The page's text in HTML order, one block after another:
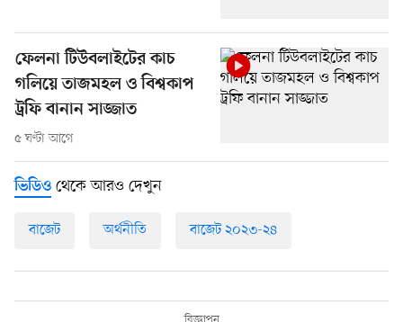
ফেলনা টিউবলাইটের কাচ
গলিয়ে তাজমহল ও বিশ্বকাপ
ট্রফি বানান সাজ্জাত
৫ ঘণ্টা আগে
ভিডিও থেকে আরও দেখুন
বাজেট অর্থনীতি বাজেট ২০২৩-২৪